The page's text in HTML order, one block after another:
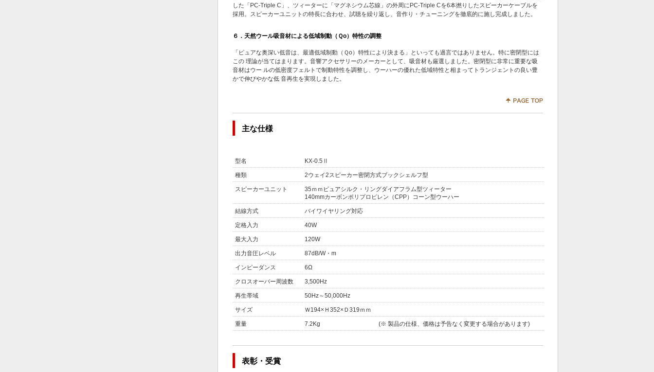
した「PC-Triple C」、ツィーターに「マグネシウム芯線」の外周にPC-Triple Cを6本撚りしたスピーカーケーブルを
採用。スピーカーユニットの特長に合わせ、試聴を繰り返し、音作り・チューニングを徹底的に施し完成しました。
６．天然ウール吸音材による低域制動（Ｑo）特性の調整
「ピュアな奥深い低音は、最適低域制動（Ｑo）特性により決まる」といっても過言ではありません。特に密閉型には
この 理論が当てはまります。音響アクセサリーのメーカーとして、吸音材も厳選しました。密閉型に非常に重要な吸
音材はウー ルの低密度フェルトで制動特性を調整し、ウーハーの優れた低域特性と相まってトランジェントの良い豊
かで伸びやかな低 音再生を実現しました。
主な仕様
型名 KX-0.5Ⅱ
種類 2ウェイ2スピーカー密閉方式ブックシェルフ型
スピーカーユニット
35ｍｍピュアシルク・リングダイアフラム型ツィーター
140mmカーボンポリプロピレン（CPP）コーン型ウーハー
結線方式 バイワイヤリング対応
定格入力 40W
最大入力 120W
出力音圧レベル 87dB/W・m
インピーダンス 6Ω
クロスオーバー周波数 3,500Hz
再生帯域 50Hz～50,000Hz
サイズ Ｗ194×Ｈ352×Ｄ319ｍｍ
重量 7.2Kg (※ 製品の仕様、価格は予告なく変更する場合があります)
表彰・受賞